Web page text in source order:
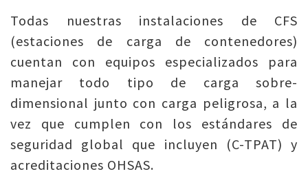
Todas nuestras instalaciones de CFS
(estaciones de carga de contenedores)
cuentan con equipos especializados para
manejar todo tipo de carga sobre-
dimensional junto con carga peligrosa, a la
vez que cumplen con los estándares de
seguridad global que incluyen (C-TPAT) y
acreditaciones OHSAS.